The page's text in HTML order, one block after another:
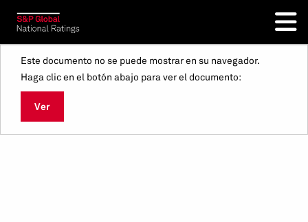
Este documento no se puede mostrar en su navegador.
Haga clic en el botón abajo para ver el documento:
Ver